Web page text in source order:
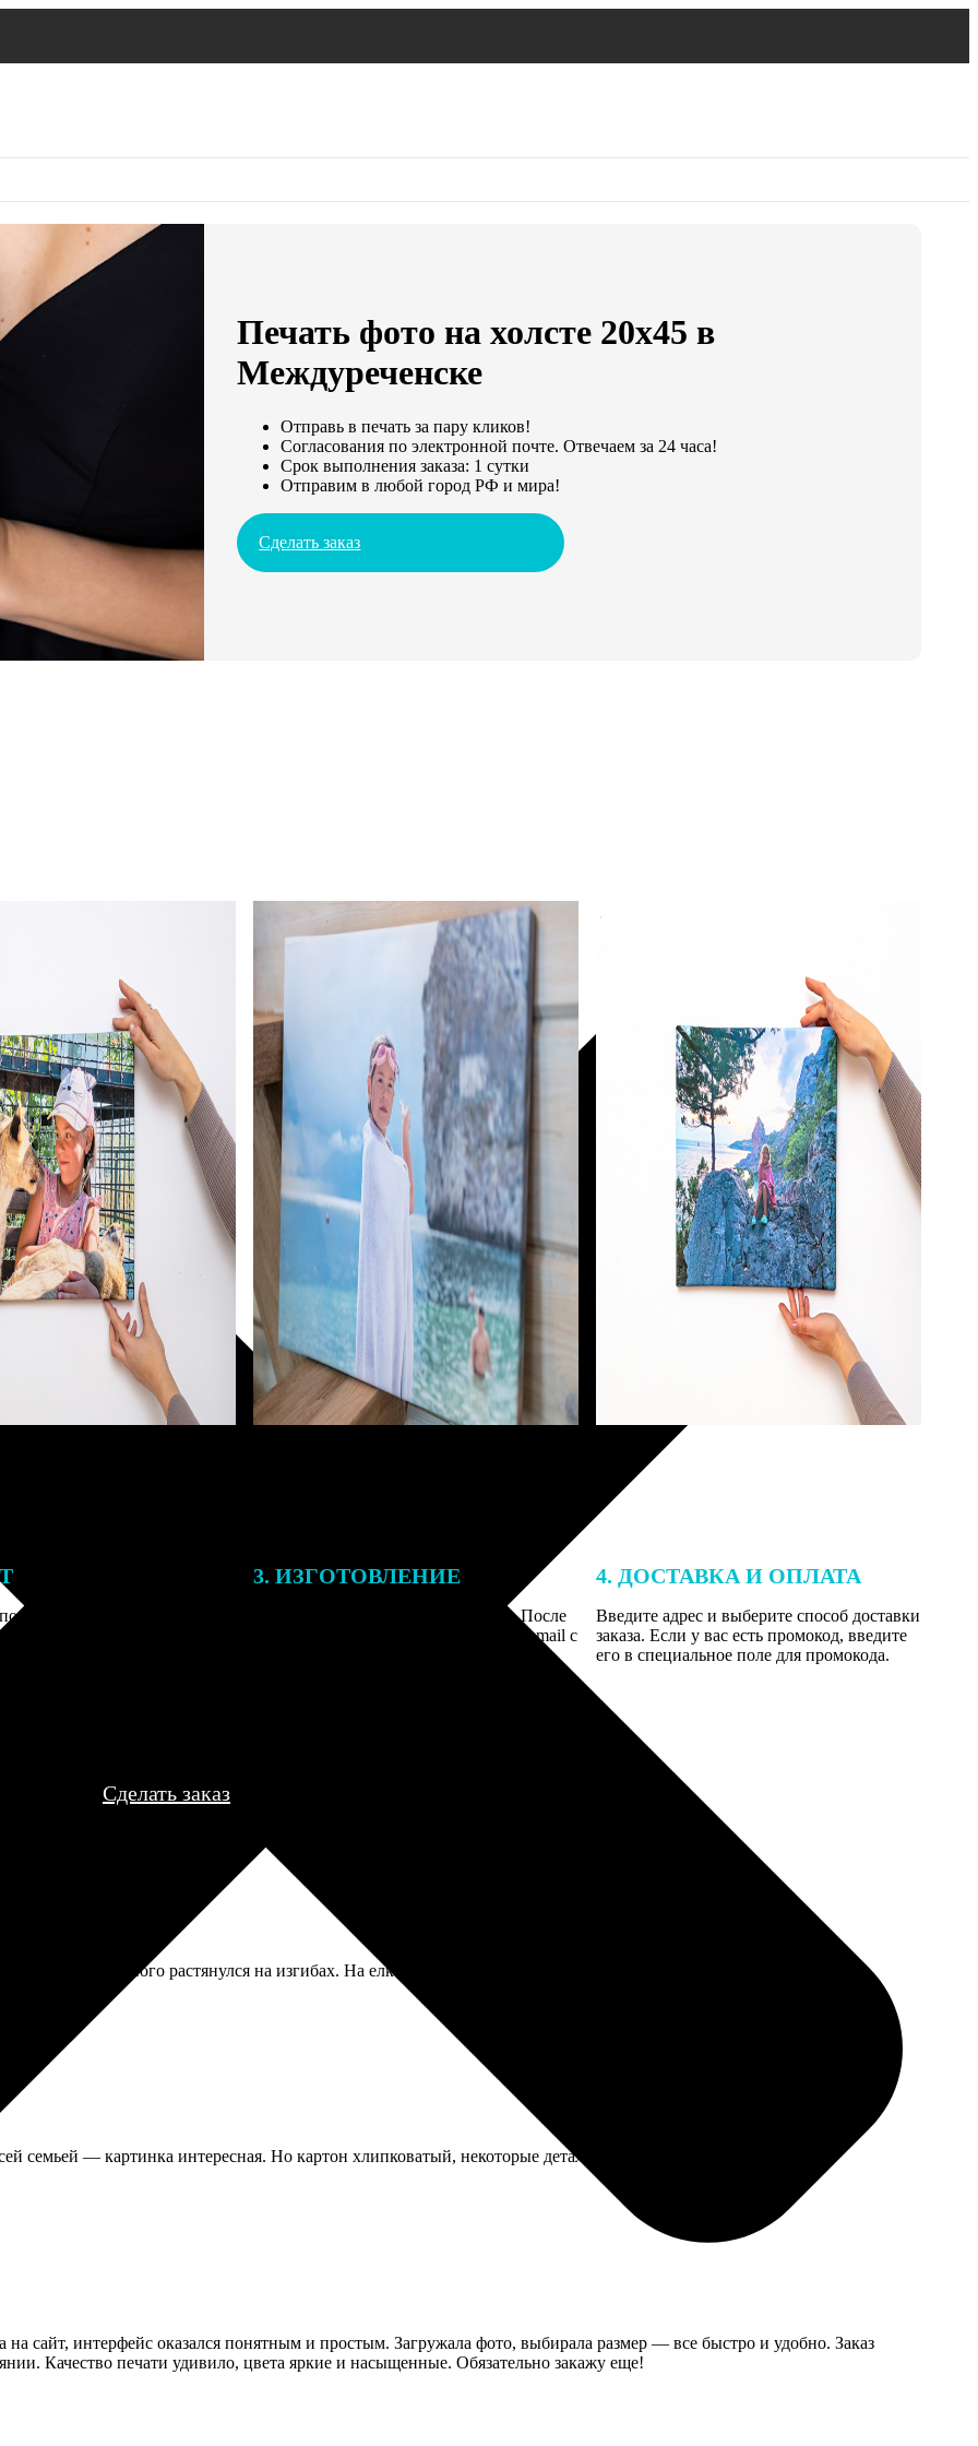
Печать фото на холсте 20х45 в
Междуреченске
Отправь в печать за пару кликов!
Согласования по электронной почте. Отвечаем за 24 часа!
Срок выполнения заказа: 1 сутки
Отправим в любой город РФ и мира!
Сделать заказ
заказа к печати
могут связаться с Вами
3. ИЗГОТОВЛЕНИЕ
Оплатите заказ банковской картой. После
оплаты получите подтверждение на email с
описанием заказа. Когда отправим заказ
4. ДОСТАВКА И ОПЛАТА
Введите адрес и выберите способ доставки
заказа. Если у вас есть промокод, введите
его в специальное поле для промокода.
Сделать заказ
немного растянулся на изгибах. На елке смотрится как надо, особенно когда крутится.
семьей — картинка интересная. Но картон хлипковатый, некоторые детали гнутся, боимся часто собирать.
на сайт, интерфейс оказался понятным и простым. Загружала фото, выбирала размер — все быстро и удобно. Заказ
Качество печати удивило, цвета яркие и насыщенные. Обязательно закажу еще!